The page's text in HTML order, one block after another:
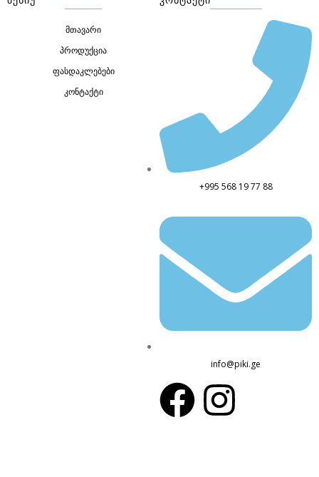
მთავარი
პროდუქცია
ფასდაკლებები
კონტაქტი
+995 568 19 77 88
info@piki.ge